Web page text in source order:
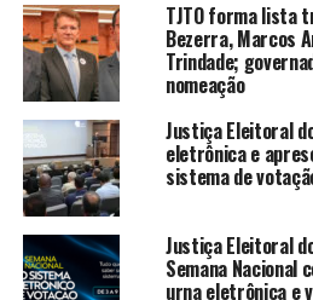
TJTO forma lista
Bezerra, Marcos
Trindade;
nomeação
Justiça Eleitoral
eletrônica e
sistema de
Justiça Eleitoral
Semana Nacional
urna eletrônica e